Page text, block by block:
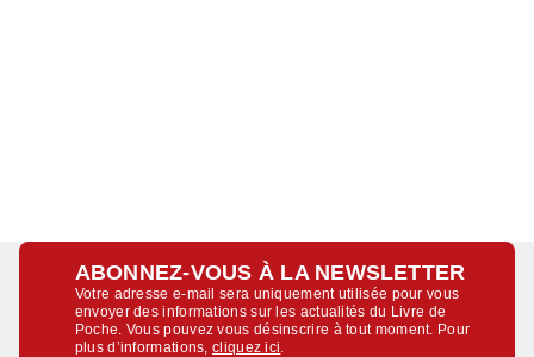
ABONNEZ-VOUS À LA NEWSLETTER
Votre adresse e-mail sera uniquement utilisée pour vous
envoyer des informations sur les actualités du Livre de
Poche. Vous pouvez vous désinscrire à tout moment. Pour
plus d’informations,cliquez ici